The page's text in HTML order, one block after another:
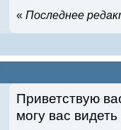
« Последнее
Приветствую
могу вас